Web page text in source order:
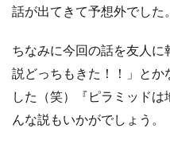
話が出てきて予想外でした。
ちなみに今回の話を友人に
説どっちもきた！！」と
した（笑）
『ピラミッド
んな説もいかがでしょう。